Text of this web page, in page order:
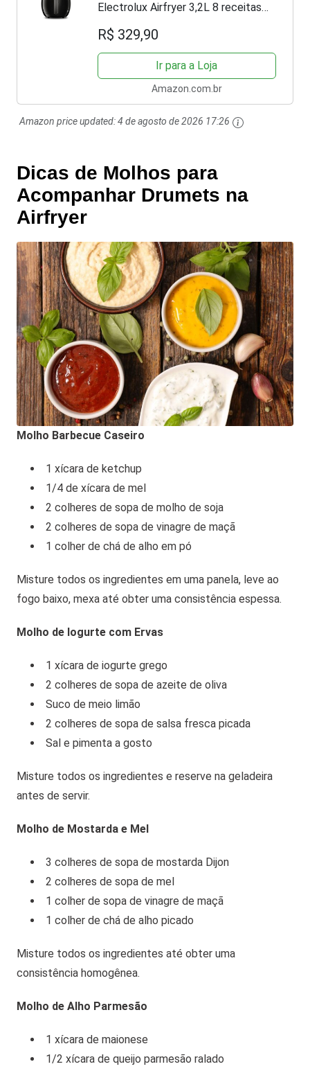
Electrolux Airfryer 3,2L 8 receitas
pré-sugeridas desligamento
automático time sonoro 1400W
EAF10 preta 127v por Rita Lobo
R$ 329,90
Ir para a Loja
Amazon.com.br
Amazon price updated:4 de agosto de 2026 17:26
Dicas de Molhos para
Acompanhar Drumets na
Airfryer
Molho Barbecue Caseiro
1 xícara de ketchup
1/4 de xícara de mel
2 colheres de sopa de molho de soja
2 colheres de sopa de vinagre de maçã
1 colher de chá de alho em pó
Misture todos os ingredientes em uma panela, leve ao
fogo baixo, mexa até obter uma consistência espessa.
Molho de Iogurte com Ervas
1 xícara de iogurte grego
2 colheres de sopa de azeite de oliva
Suco de meio limão
2 colheres de sopa de salsa fresca picada
Sal e pimenta a gosto
Misture todos os ingredientes e reserve na geladeira
antes de servir.
Molho de Mostarda e Mel
3 colheres de sopa de mostarda Dijon
2 colheres de sopa de mel
1 colher de sopa de vinagre de maçã
1 colher de chá de alho picado
Misture todos os ingredientes até obter uma
consistência homogênea.
Molho de Alho Parmesão
1 xícara de maionese
1/2 xícara de queijo parmesão ralado